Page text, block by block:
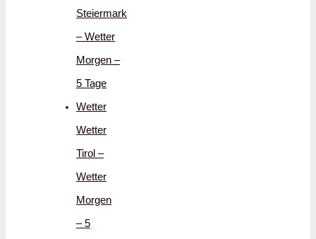
Steiermark
– Wetter
Morgen –
5 Tage
Wetter
Wetter
Tirol –
Wetter
Morgen
– 5